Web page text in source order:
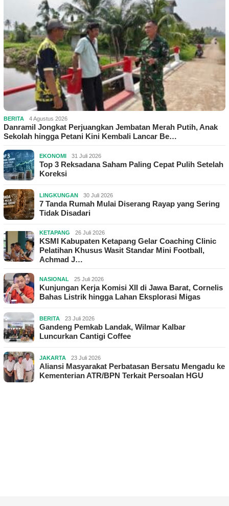
BERITA 4 Agustus 2026
Danramil Jongkat Perjuangkan Jembatan Merah Putih, Anak
Sekolah hingga Petani Kini Kembali Lancar Be…
EKONOMI 31 Juli 2026
Top 3 Reksadana Saham Paling Cepat Pulih Setelah
Koreksi
LINGKUNGAN 30 Juli 2026
7 Tanda Rumah Mulai Diserang Rayap yang Sering
Tidak Disadari
KETAPANG 26 Juli 2026
KSMI Kabupaten Ketapang Gelar Coaching Clinic
Pelatihan Khusus Wasit Standar Mini Football,
Achmad J…
NASIONAL 25 Juli 2026
Kunjungan Kerja Komisi XII di Jawa Barat, Cornelis
Bahas Listrik hingga Lahan Eksplorasi Migas
BERITA 23 Juli 2026
Gandeng Pemkab Landak, Wilmar Kalbar
Luncurkan Cantigi Coffee
JAKARTA 23 Juli 2026
Aliansi Masyarakat Perbatasan Bersatu Mengadu ke
Kementerian ATR/BPN Terkait Persoalan HGU